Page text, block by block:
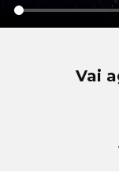
Vai